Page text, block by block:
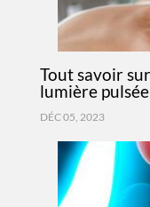
Tout savoir
lumière
DÉC 05, 2023